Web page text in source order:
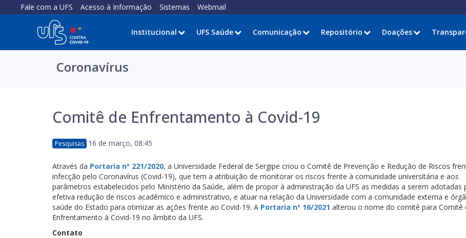
Fale com a UFS Acesso à Informação Sistemas Webmail
Institucional UFS Saúde Comunicação Repositório Doações
Coronavírus
Comitê de Enfrentamento à Covid-19
Pesquisas 16 de março, 08:45
Através da Portaria nº 221/2020, a Universidade Federal de Sergipe criou o Comitê de Prevenção e Redução de Riscos
infecção pelo Coronavírus (Covid-19), que tem a atribuição de monitorar os riscos frente à comunidade universitária e aos
parâmetros estabelecidos pelo Ministério da Saúde, além de propor à administração da UFS as medidas a serem adotadas
efetiva redução de riscos acadêmico e administrativo, e atuar na relação da Universidade com a comunidade externa e
saúde do Estado para otimizar as ações frente ao Covid-19. A Portaria nº 16/2021 alterou o nome do comitê para Comitê
Enfrentamento à Covid-19 no âmbito da UFS.
Contato